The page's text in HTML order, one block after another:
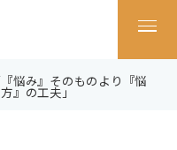
『悩み』そのものより『悩
』の工夫」